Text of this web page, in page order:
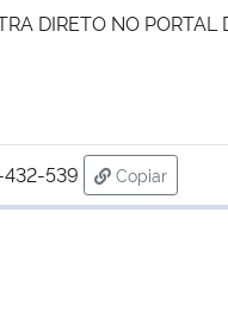
DIRETO NO
539
Copiar
para área